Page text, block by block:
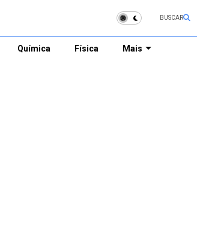
BUSCAR
Química Física Mais